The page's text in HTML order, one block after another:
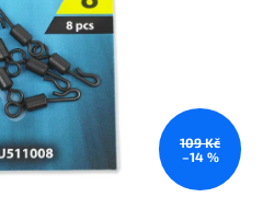
109 Kč
–14 %